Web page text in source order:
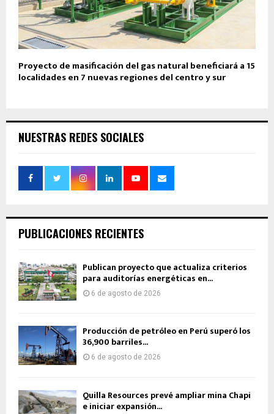
Proyecto de masificación del gas natural beneficiará a 15
localidades en 7 nuevas regiones del centro y sur
NUESTRAS REDES SOCIALES
PUBLICACIONES RECIENTES
Publican proyecto que actualiza criterios
para auditorías energéticas en...
6 de agosto de 2026
Producción de petróleo en Perú superó los
36,900 barriles...
6 de agosto de 2026
Quilla Resources prevé ampliar mina Chapi
e iniciar expansión...